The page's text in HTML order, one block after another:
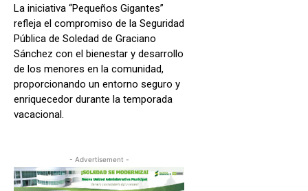
La iniciativa “Pequeños Gigantes”
refleja el compromiso de la Seguridad
Pública de Soledad de Graciano
Sánchez con el bienestar y desarrollo
de los menores en la comunidad,
proporcionando un entorno seguro y
enriquecedor durante la temporada
vacacional.
- Advertisement -